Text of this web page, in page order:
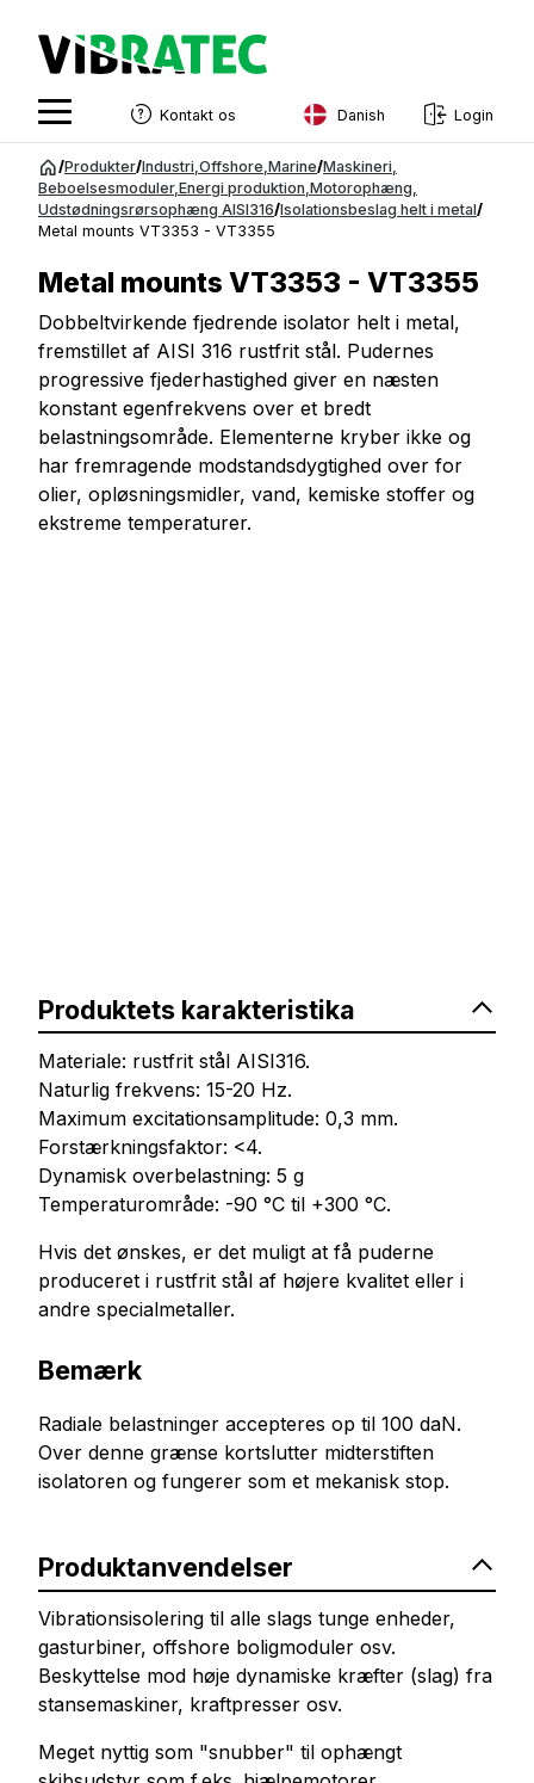
Spring
indhold
Kontakt os Danish
English
Swedish
French
Estonian
Finnish
Danish
Login
/Produkter/Industri Offshore Marine/Maskineri
Beboelsesmoduler, Energi produktion Motorophæng
Udstødningsrørsophæng AISI316/Isolationsbeslag helt i metal/
Metal mounts VT3353 - VT3355
Metal mounts VT3353 - VT3355
Dobbeltvirkende fjedrende isolator helt i metal,
fremstillet af AISI 316 rustfrit stål. Pudernes
progressive fjederhastighed giver en næsten
konstant egenfrekvens over et bredt
belastningsområde. Elementerne kryber ikke og
har fremragende modstandsdygtighed over for
olier, opløsningsmidler, vand, kemiske stoffer og
ekstreme temperaturer.
Produktets karakteristika
Materiale: rustfrit stål AISI316.
Naturlig frekvens: 15-20 Hz.
Maximum excitationsamplitude: 0,3 mm.
Forstærkningsfaktor: <4.
Dynamisk overbelastning: 5 g
Temperaturområde: -90 °C til +300 °C.
Hvis det ønskes, er det muligt at få puderne
produceret i rustfrit stål af højere kvalitet eller i
andre specialmetaller.
Bemærk
Radiale belastninger accepteres op til 100 daN.
Over denne grænse kortslutter midterstiften
isolatoren og fungerer som et mekanisk stop.
Produktanvendelser
Vibrationsisolering til alle slags tunge enheder,
gasturbiner, offshore boligmoduler osv.
Beskyttelse mod høje dynamiske kræfter (slag) fra
stansemaskiner, kraftpresser osv.
Meget nyttig som "snubber" til ophængt